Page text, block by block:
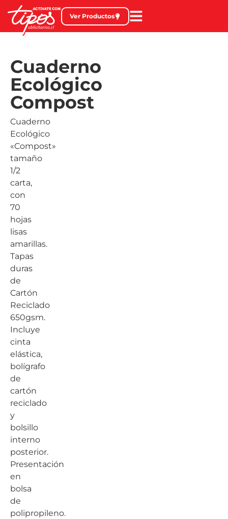
Ver Productos
Cuaderno
Ecológico
Compost
Cuaderno
Ecológico
«Compost»
tamaño
1/2
carta,
con
70
hojas
lisas
amarillas.
Tapas
duras
de
Cartón
Reciclado
650gsm.
Incluye
cinta
elástica,
bolígrafo
de
cartón
reciclado
y
bolsillo
interno
posterior.
Presentación
en
bolsa
de
polipropileno.